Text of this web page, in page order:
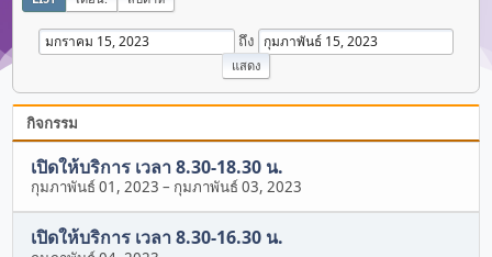
ถึง
กิจกรรม
เปิดให้บริการ เวลา 8.30-18.30 น.
กุมภาพันธ์ 01, 2023 – กุมภาพันธ์ 03, 2023
เปิดให้บริการ เวลา 8.30-16.30 น.